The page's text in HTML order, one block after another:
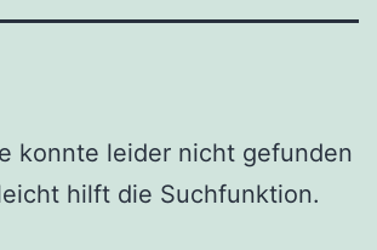
konnte leider nicht gefunden
hilft die Suchfunktion.